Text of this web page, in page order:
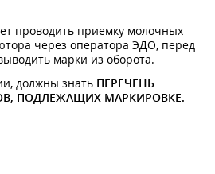
проводить приемку молочных
через оператора ЭДО, перед
марки из оборота.
должны знать ПЕРЕЧЕНЬ
ПОДЛЕЖАЩИХ МАРКИРОВКЕ.